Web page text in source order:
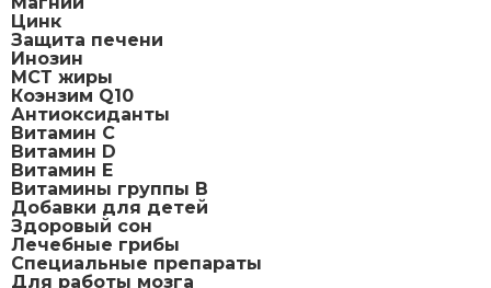
Цинк
Защита печени
Инозин
МСТ жиры
Коэнзим Q10
Антиоксиданты
Витамин С
Витамин D
Витамин Е
Витамины группы B
Добавки для детей
Здоровый сон
Лечебные грибы
Специальные препараты
Для работы мозга